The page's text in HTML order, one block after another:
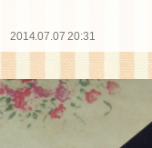
2014.07.07 20:31